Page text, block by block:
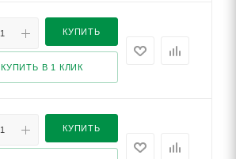
КУПИТЬ
КУПИТЬ В 1 КЛИК
КУПИТЬ